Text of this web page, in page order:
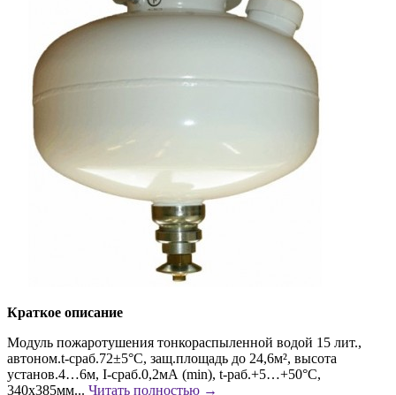
Краткое описание
Модуль пожаротушения тонкораспыленной водой 15 лит.,
автоном.t-сраб.72±5°C, защ.площадь до 24,6м², высота
установ.4…6м, I-сраб.0,2мА (min), t-раб.+5…+50°C,
340х385мм... Читать полностью →